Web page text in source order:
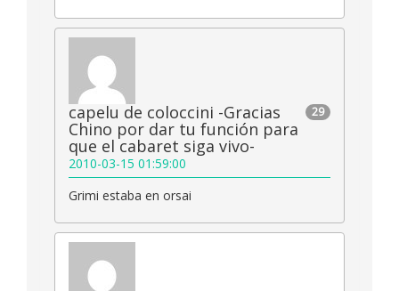
29
capelu de coloccini -Gracias
Chino por dar tu función para
que el cabaret siga vivo-
2010-03-15 01:59:00
Grimi estaba en orsai